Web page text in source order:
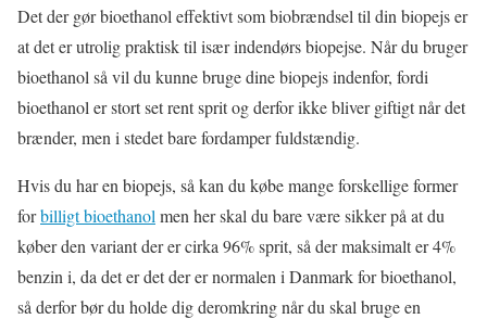
Det der gør bioethanol effektivt som biobrændsel til din biopejs er
at det er utrolig praktisk til især indendørs biopejse. Når du bruger
bioethanol så vil du kunne bruge dine biopejs indenfor, fordi
bioethanol er stort set rent sprit og derfor ikke bliver giftigt når det
brænder, men i stedet bare fordamper fuldstændig.
Hvis du har en biopejs, så kan du købe mange forskellige former
forbilligt bioethanol men her skal du bare være sikker på at du
køber den variant der er cirka 96% sprit, så der maksimalt er 4%
benzin i, da det er det der er normalen i Danmark for bioethanol,
så derfor bør du holde dig deromkring når du skal bruge en